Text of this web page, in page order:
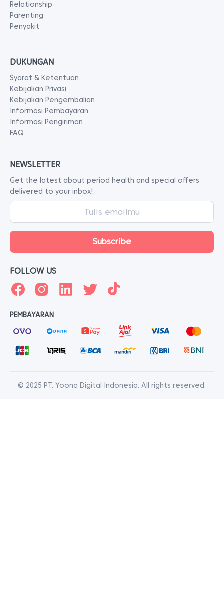
Relationship
Parenting
Penyakit
DUKUNGAN
Syarat & Ketentuan
Kebijakan Privasi
Kebijakan Pengembalian
Informasi Pembayaran
Informasi Pengiriman
FAQ
NEWSLETTER
Get the latest about period health and special offers
delivered to your inbox!
FOLLOW US
PEMBAYARAN
© 2025 PT. Yoona Digital Indonesia. All rights reserved.